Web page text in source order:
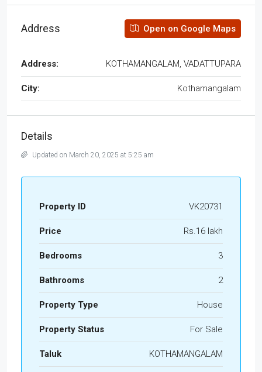
Address Open on Google Maps
Address: KOTHAMANGALAM, VADATTUPARA
City: Kothamangalam
Details
Updated on March 20, 2025 at 5:25 am
Property ID VK20731
Price Rs.16 lakh
Bedrooms 3
Bathrooms 2
Property Type House
Property Status For Sale
Taluk KOTHAMANGALAM